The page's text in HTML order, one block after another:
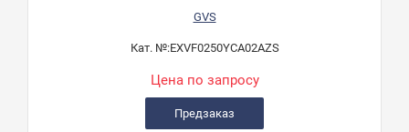
GVS
Кат. №:EXVF0250YCA02AZS
Цена по запросу
Предзаказ